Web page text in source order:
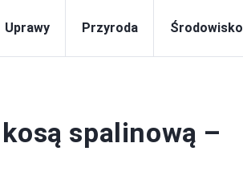
Uprawy Przyroda Środowisko
spalinową –